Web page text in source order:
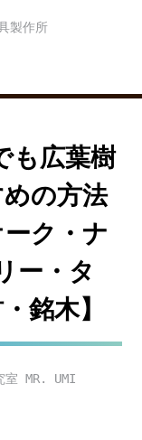
も広葉樹
の方法
ーク・ナ
ー・タ
銘木】
室 MR. UMI